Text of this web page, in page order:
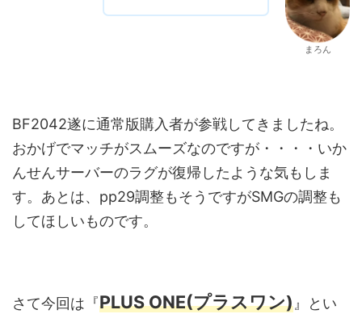
まろん
BF2042遂に通常版購入者が参戦してきましたね。
おかげでマッチがスムーズなのですが・・・・いか
んせんサーバーのラグが復帰したような気もしま
す。あとは、pp29調整もそうですがSMGの調整も
してほしいものです。
さて今回は『PLUS ONE(プラスワン) 』とい